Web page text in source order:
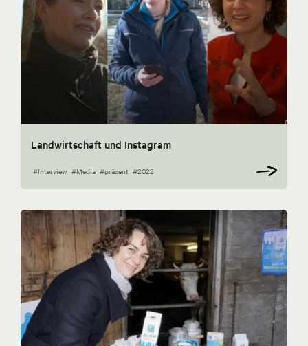
Landwirtschaft und Instagram
#Interview #Media #präsent #2022